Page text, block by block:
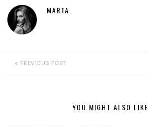
MARTA
PREVIOUS POST
YOU MIGHT ALSO LIKE